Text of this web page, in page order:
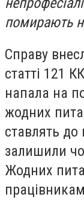
помирають
Справу
статті 121
напала на
жодних
ставлять до
залишили
Жодних